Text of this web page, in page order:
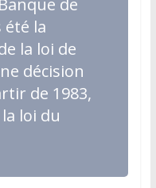
de
été la
la loi de
décision
de 1983,
loi du